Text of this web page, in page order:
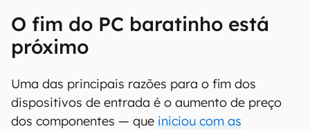
O fim do PC baratinho está
próximo
Uma das principais razões para o fim dos
dispositivos de entrada é o aumento de preço
dos componentes — que iniciou com as